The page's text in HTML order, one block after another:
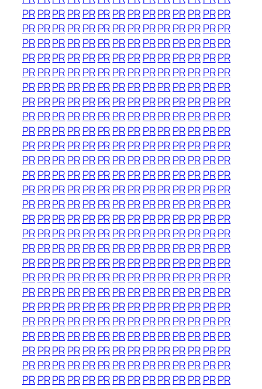
PRPRPRPRPR PRPRPRPRPRPRPR PRPR
PRPRPRPRPR PRPRPRPRPRPRPR PRPR
PRPRPRPRPR PRPRPRPRPRPRPR PRPR
PRPRPRPRPR PRPRPRPRPRPRPR PRPR
PRPRPRPRPR PRPRPRPRPRPRPR PRPR
PRPRPRPRPR PRPRPRPRPRPRPR PRPR
PRPRPRPRPR PRPRPRPRPRPRPR PRPR
PRPRPRPRPR PRPRPRPRPRPRPR PRPR
PRPRPRPRPR PRPRPRPRPRPRPR PRPR
PRPRPRPRPR PRPRPRPRPRPRPR PRPR
PRPRPRPRPR PRPRPRPRPRPRPR PRPR
PRPRPRPRPR PRPRPRPRPRPRPR PRPR
PRPRPRPRPR PRPRPRPRPRPRPR PRPR
PRPRPRPRPR PRPRPRPRPRPRPR PRPR
PRPRPRPRPR PRPRPRPRPRPRPR PRPR
PRPRPRPRPR PRPRPRPRPRPRPR PRPR
PRPRPRPRPR PRPRPRPRPRPRPR PRPR
PRPRPRPRPR PRPRPRPRPRPRPR PRPR
PRPRPRPRPR PRPRPRPRPRPRPR PRPR
PRPRPRPRPR PRPRPRPRPRPRPR PRPR
PRPRPRPRPR PRPRPRPRPRPRPR PRPR
PRPRPRPRPR PRPRPRPRPRPRPR PRPR
PRPRPRPRPR PRPRPRPRPRPRPR PRPR
PRPRPRPRPR PRPRPRPRPRPRPR PRPR
PRPRPRPRPR PRPRPRPRPRPRPR PRPR
PRPRPRPRPR PRPRPRPRPRPRPR PRPR